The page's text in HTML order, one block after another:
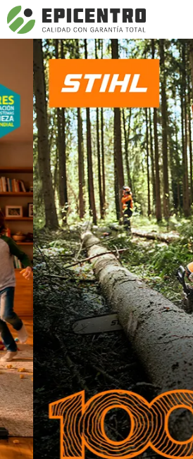
¿Olvidó su contraseña?Regístrese aquí